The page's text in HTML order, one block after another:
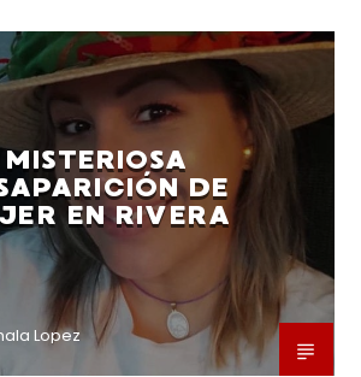
MISTERIOSA
DE
EN RIVERA
Lopez